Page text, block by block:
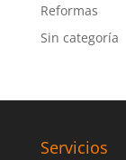
Reformas
Sin categoría
Servicios